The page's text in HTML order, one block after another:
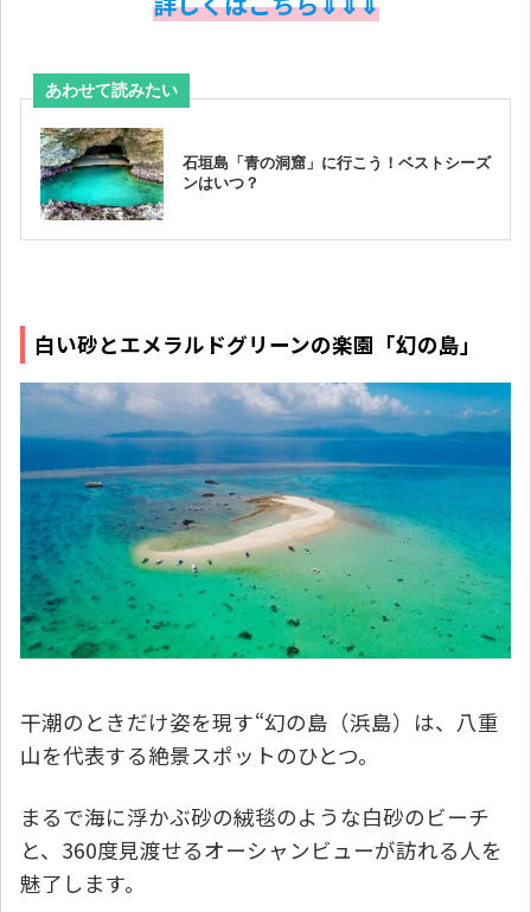
白い砂とエメラルドグリーンの楽園「幻の島」
干潮のときだけ姿を現す“幻の島（浜島）は、八重
山を代表する絶景スポットのひとつ。
まるで海に浮かぶ砂の絨毯のような白砂のビーチ
と、360度見渡せるオーシャンビューが訪れる人を
魅了します。